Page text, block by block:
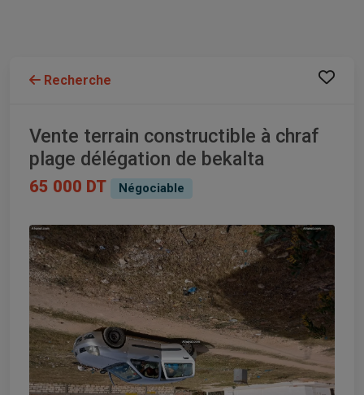
Recherche
Vente terrain constructible à chraf
plage délégation de bekalta
65 000 DT Négociable